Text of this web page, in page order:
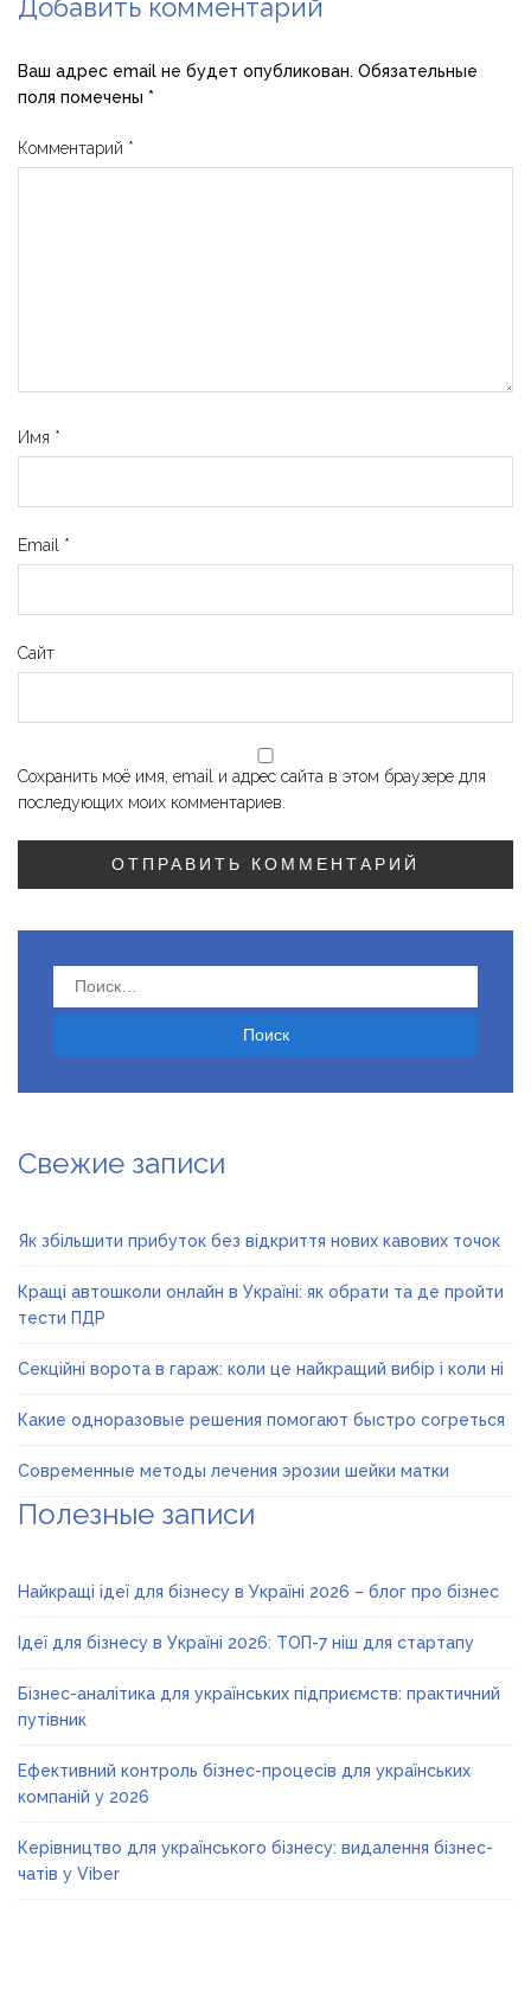
Добавить комментарий
Ваш адрес email не будет опубликован. Обязательные
поля помечены *
Комментарий *
Имя *
Email *
Сайт
Сохранить моё имя, email и адрес сайта в этом браузере для
последующих моих комментариев.
Найти:
Свежие записи
Як збільшити прибуток без відкриття нових кавових точок
Кращі автошколи онлайн в Україні: як обрати та де пройти
тести ПДР
Секційні ворота в гараж: коли це найкращий вибір і коли ні
Какие одноразовые решения помогают быстро согреться
Современные методы лечения эрозии шейки матки
Полезные записи
Найкращі ідеї для бізнесу в Україні 2026 – блог про бізнес
Ідеї для бізнесу в Україні 2026: ТОП-7 ніш для стартапу
Бізнес-аналітика для українських підприємств: практичний
путівник
Ефективний контроль бізнес-процесів для українських
компаній у 2026
Керівництво для українського бізнесу: видалення бізнес-
чатів у Viber